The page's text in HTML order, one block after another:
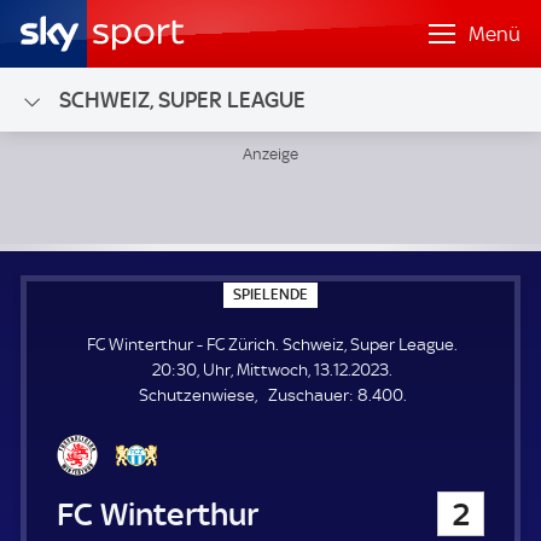
Menü
SCHWEIZ, SUPER LEAGUE
SPIELENDE
P
E
L
E
N
FC Winterthur - FC Zürich. Schweiz, Super League.
20:30, Uhr, Mittwoch, 13.12.2023.
Schutzenwiese
Zuschauer: Z
8.400.
FC Winterthur 2